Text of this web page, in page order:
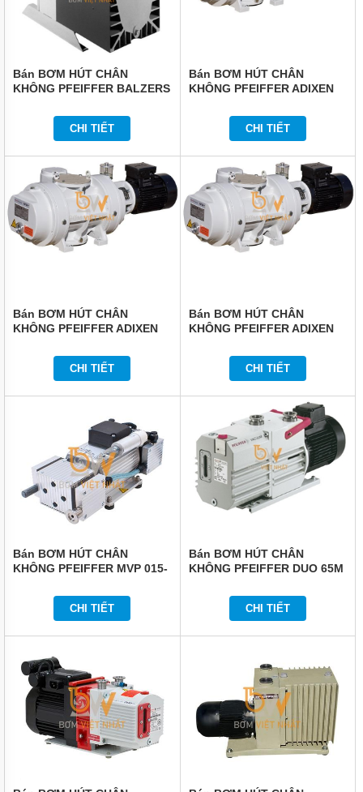
Bán BƠM HÚT CHÂN
KHÔNG PFEIFFER BALZERS
CHI TIẾT
Bán BƠM HÚT CHÂN
KHÔNG PFEIFFER ADIXEN
CHI TIẾT
Bán BƠM HÚT CHÂN
KHÔNG PFEIFFER ADIXEN
CHI TIẾT
Bán BƠM HÚT CHÂN
KHÔNG PFEIFFER ADIXEN
CHI TIẾT
Bán BƠM HÚT CHÂN
KHÔNG PFEIFFER MVP 015-
CHI TIẾT
Bán BƠM HÚT CHÂN
KHÔNG PFEIFFER DUO 65M
CHI TIẾT